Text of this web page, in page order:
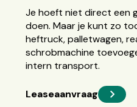
Je hoeft niet direct een
doen. Maar je kunt zo
heftruck, palletwagen,
schrobmachine
intern transport.
Leaseaanvraag